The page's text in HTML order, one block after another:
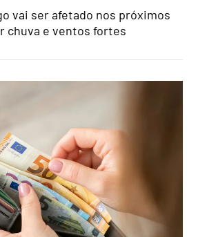
vai ser afetado nos próximos
chuva e ventos fortes